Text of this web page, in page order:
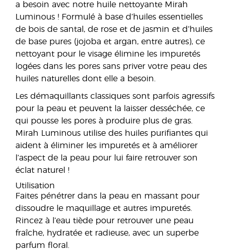
a besoin avec notre huile nettoyante Mirah
Luminous ! Formulé à base d’huiles essentielles
de bois de santal, de rose et de jasmin et d’huiles
de base pures (jojoba et argan, entre autres), ce
nettoyant pour le visage élimine les impuretés
logées dans les pores sans priver votre peau des
huiles naturelles dont elle a besoin.
Les démaquillants classiques sont parfois agressifs
pour la peau et peuvent la laisser desséchée, ce
qui pousse les pores à produire plus de gras.
Mirah Luminous utilise des huiles purifiantes qui
aident à éliminer les impuretés et à améliorer
l’aspect de la peau pour lui faire retrouver son
éclat naturel !
Utilisation
Faites pénétrer dans la peau en massant pour
dissoudre le maquillage et autres impuretés.
Rincez à l’eau tiède pour retrouver une peau
fraîche, hydratée et radieuse, avec un superbe
parfum floral.